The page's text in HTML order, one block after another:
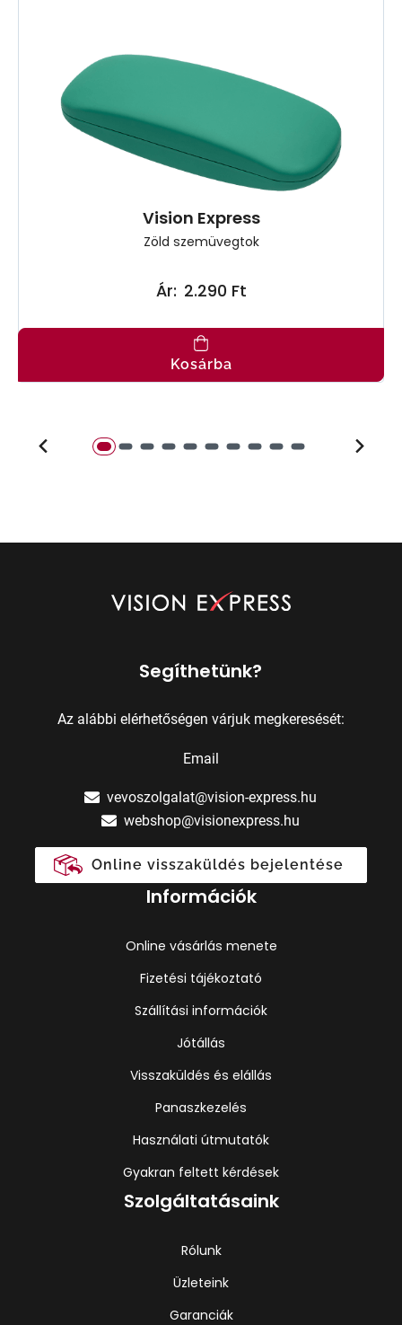
Vision Express
Zöld szemüvegtok
Ár: 2.290 Ft
Kosárba
Segíthetünk?
Az alábbi elérhetőségen várjuk megkeresését:
Email
vevoszolgalat@vision-express.hu
webshop@visionexpress.hu
Online visszaküldés bejelentése
Információk
Online vásárlás menete
Fizetési tájékoztató
Szállítási információk
Jótállás
Visszaküldés és elállás
Panaszkezelés
Használati útmutatók
Gyakran feltett kérdések
Szolgáltatásaink
Rólunk
Üzleteink
Garanciák